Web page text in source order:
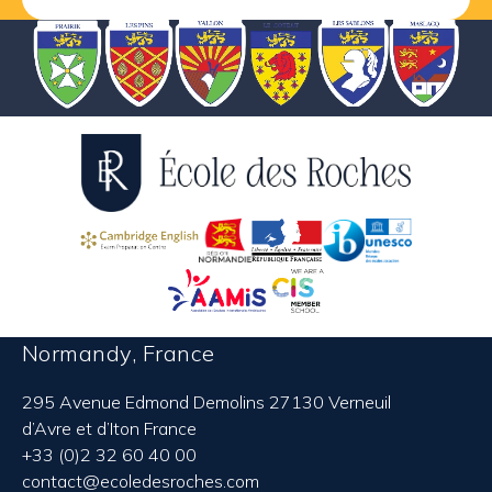
Normandy, France
295 Avenue Edmond Demolins 27130 Verneuil
d’Avre et d’Iton France
+33 (0)2 32 60 40 00
contact@ecoledesroches.com